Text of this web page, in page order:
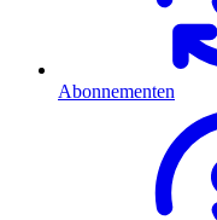
Abonnementen